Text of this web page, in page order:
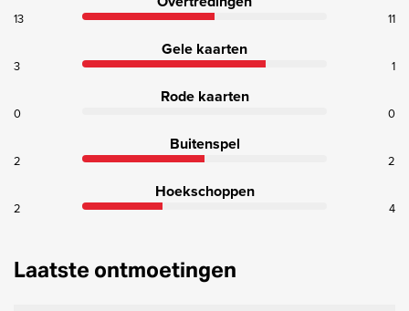
13 11
Gele kaarten
3 1
Rode kaarten
0 0
Buitenspel
2 2
Hoekschoppen
2 4
Laatste ontmoetingen